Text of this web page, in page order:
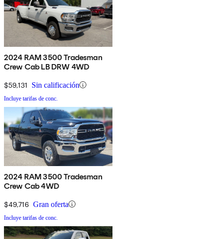
2024 RAM 3500 Tradesman
Crew Cab LB DRW 4WD
$59,131 Sin calificación
Incluye tarifas de conc.
2024 RAM 3500 Tradesman
Crew Cab 4WD
$49,716 Gran oferta
Incluye tarifas de conc.